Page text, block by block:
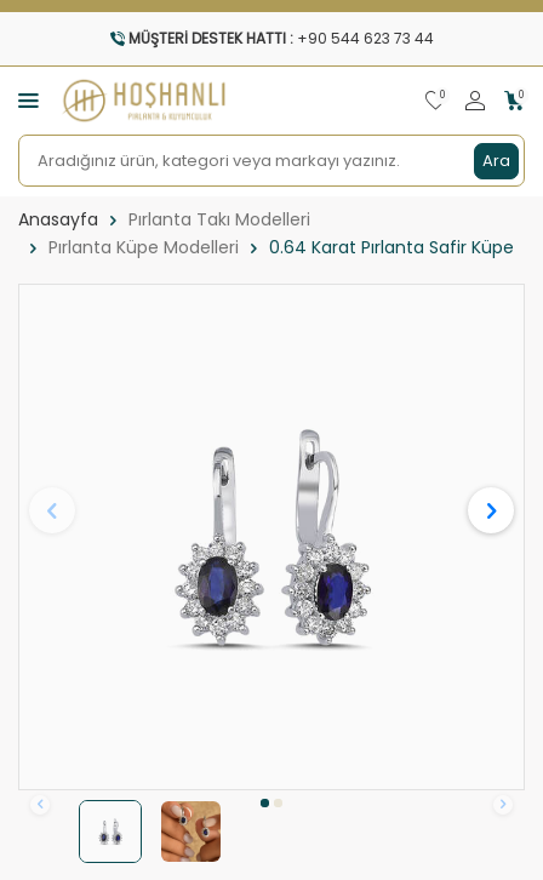
MÜŞTERI DESTEK HATTI : +90 544 623 73 44
Ara
0 0
Anasayfa
Pırlanta Takı Modelleri
Pırlanta Küpe Modelleri
0.64 Karat Pırlanta Safir Küpe